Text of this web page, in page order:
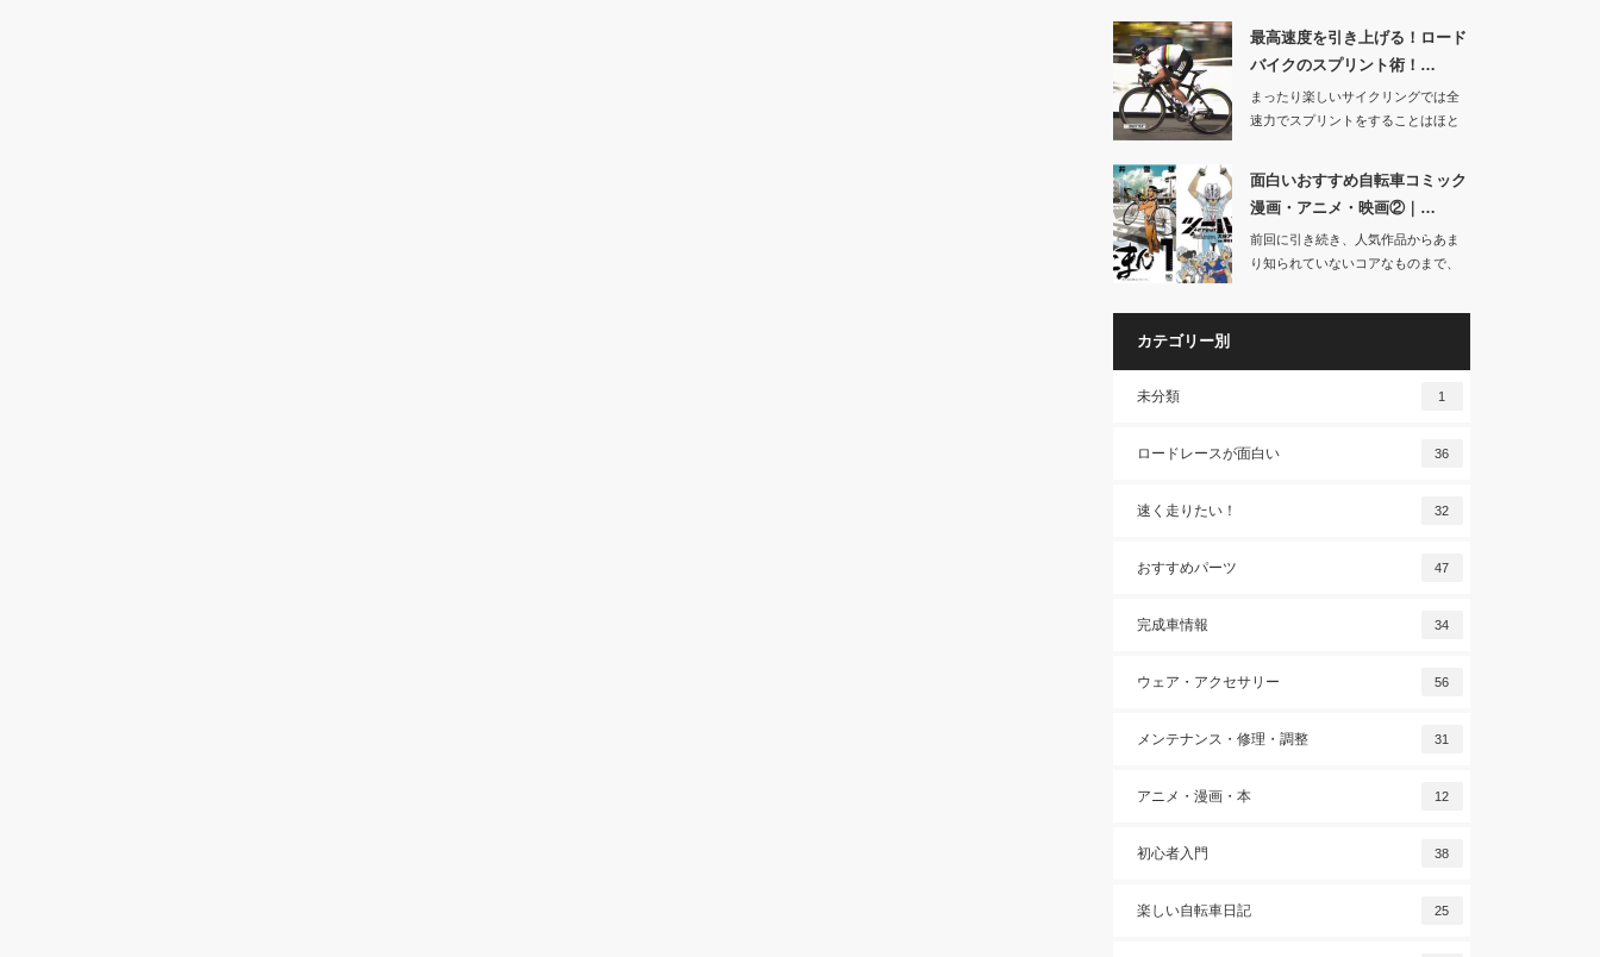
最高速度を引き上げる！ロード
バイクのスプリント術！…
まったり楽しいサイクリングでは全
速力でスプリントをすることはほと
面白いおすすめ自転車コミック
漫画・アニメ・映画②｜…
前回に引き続き、人気作品からあま
り知られていないコアなものまで、
カテゴリー別
未分類 1
ロードレースが面白い 36
速く走りたい！ 32
おすすめパーツ 47
完成車情報 34
ウェア・アクセサリー 56
メンテナンス・修理・調整 31
アニメ・漫画・本 12
初心者入門 38
楽しい自転車日記 25